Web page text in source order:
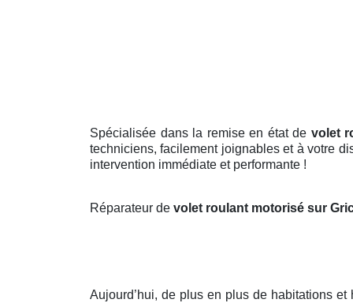
Spécialisée dans la remise en état de volet
techniciens, facilement joignables et à votre
intervention immédiate et performante !
Réparateur de volet roulant motorisé sur
Aujourd’hui, de plus en plus de habitations